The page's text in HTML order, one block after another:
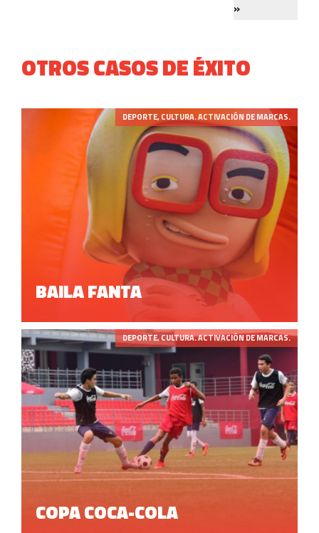
»
OTROS CASOS DE ÉXITO
DEPORTE, CULTURA. ACTIVACIÓN DE MARCAS.
BAILA FANTA
DEPORTE, CULTURA. ACTIVACIÓN DE MARCAS.
COPA COCA-COLA